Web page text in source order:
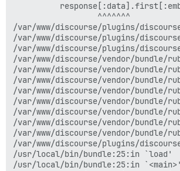
                  ^^^^^^^
/var/www/discourse/plugins/
/var/www/discourse/plugins/
/var/www/discourse/plugins/
/var/www/discourse/vendor/
/var/www/discourse/vendor/
/var/www/discourse/vendor/
/var/www/discourse/vendor/
/var/www/discourse/vendor/
/var/www/discourse/vendor/
/var/www/discourse/vendor/
/var/www/discourse/vendor/
/var/www/discourse/plugins/
/usr/local/bin/bundle:25:in `load'
/usr/local/bin/bundle:25:in `<main>'